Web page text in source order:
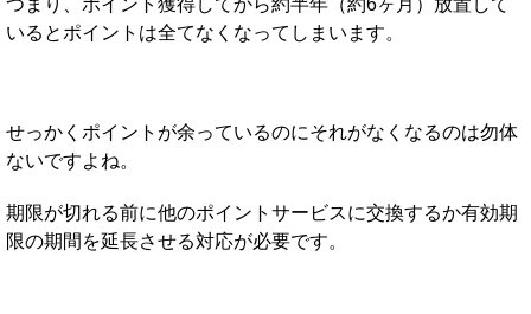
つまり、ポイント獲得してから約半年（約6ヶ月）放置して
いるとポイントは全てなくなってしまいます。
せっかくポイントが余っているのにそれがなくなるのは勿体
ないですよね。
期限が切れる前に他のポイントサービスに交換するか有効期
限の期間を延長させる対応が必要です。